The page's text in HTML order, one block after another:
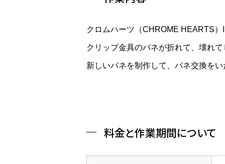
クロムハーツ（CHROME HEARTS
クリップ金具のバネが折れて、壊れ
新しいバネを制作して、バネ交換を
料金と作業期間について